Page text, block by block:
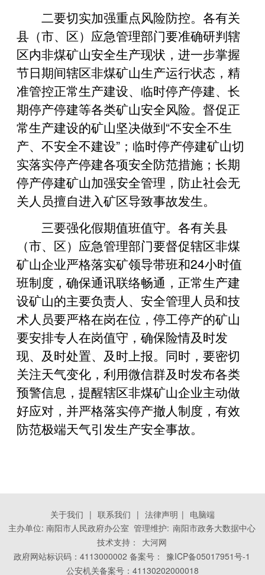
二要切实加强重点风险防控。各有关
县（市、区）应急管理部门要准确研判辖
区内非煤矿山安全生产现状，进一步掌握
节日期间辖区非煤矿山生产运行状态，精
准管控正常生产建设、临时停产停建、长
期停产停建等各类矿山安全风险。督促正
常生产建设的矿山坚决做到“不安全不生
产、不安全不建设”；临时停产停建矿山切
实落实停产停建各项安全防范措施；长期
停产停建矿山加强安全管理，防止社会无
关人员擅自进入矿区导致事故发生。
三要强化假期值班值守。各有关县
（市、区）应急管理部门要督促辖区非煤
矿山企业严格落实矿领导带班和24小时值
班制度，确保通讯联络畅通，正常生产建
设矿山的主要负责人、安全管理人员和技
术人员要严格在岗在位，停工停产的矿山
要安排专人在岗值守，确保险情及时发
现、及时处置、及时上报。同时，要密切
关注天气变化，利用微信群及时发布各类
预警信息，提醒辖区非煤矿山企业主动做
好应对，并严格落实停产撤人制度，有效
防范极端天气引发生产安全事故。
关于我们 | 联系我们 | 法律声明 | 电脑端
主办单位: 南阳市人民政府办公室 管理维护: 南阳市政务大数据中心
技术支持：
大河网
政府网站标识码：4113000002 备案号： 豫ICP备05017951号-1
公安机关备案号：41130202000018